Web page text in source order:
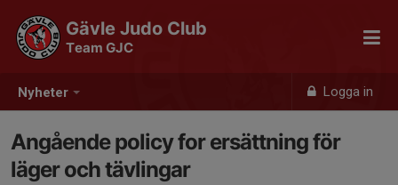
Nyheter Logga in
Gävle Judo Club
Team GJC
Angående policy for ersättning för
läger och tävlingar